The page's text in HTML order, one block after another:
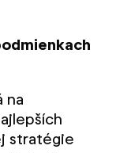
na
stratégie